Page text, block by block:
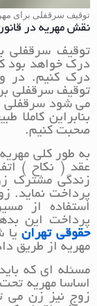
توقیف سرقفلی برای
نقش مهریه در
توقیف سرقفلی
درک خواهد بود
درک کنیم. در
توقیف سرقفلی
می شود سرقفلی
بنابراین
صحبت کنیم.
به طور کلی
عقد ( نکاح )
زندگی مشترک
پرداخت نماید.
استفاده از
پرداخت این
حقوقی تهرانیا
مهریه از طریق
مسئله ای که
اساسا مهریه
زوج نیز زن می